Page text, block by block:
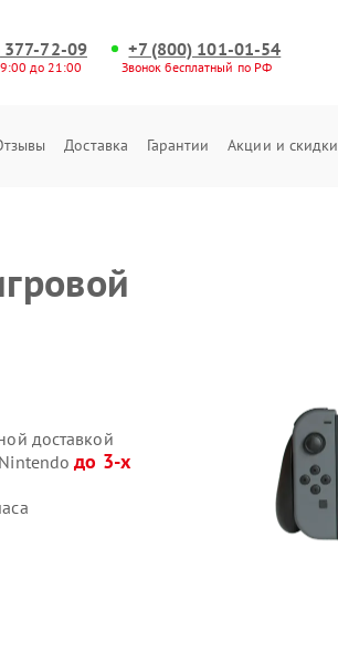
377-72-09
до 21:00
+7 (800) 101-01-54
Звонок бесплатный по РФ
Доставка Гарантии Акции и скидки
доставкой
Nintendoдо 3-х